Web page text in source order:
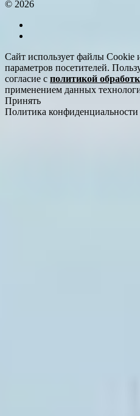
© 2026
Сайт использует файлы Cookie
параметров посетителей.
согласие с политикой
применением данных
Принять
Политика конфиденциальности